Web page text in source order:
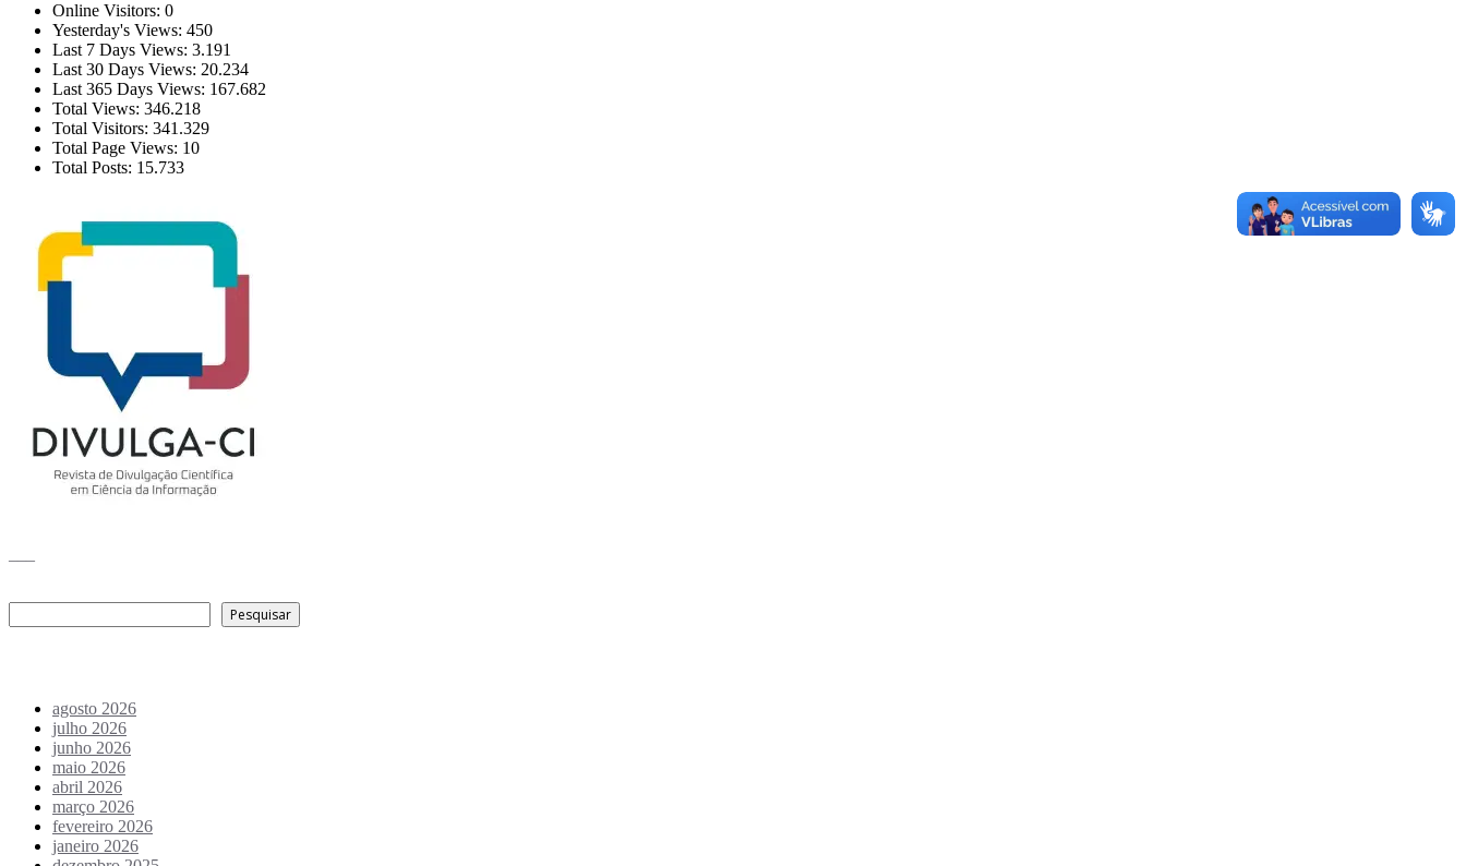
Online Visitors: 0
Yesterday's Views: 450
Last 7 Days Views: 3.191
Last 30 Days Views: 20.234
Last 365 Days Views: 167.682
Total Views: 346.218
Total Visitors: 341.329
Total Page Views: 10
Total Posts: 15.733
Pesquisar
agosto 2026
julho 2026
junho 2026
maio 2026
abril 2026
março 2026
fevereiro 2026
janeiro 2026